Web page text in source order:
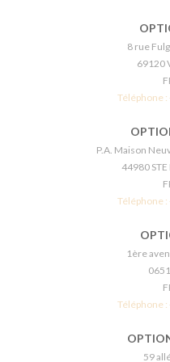
8 rue
69120
Téléphone :
P.A. Maison
44980 STE
Téléphone :
1ère
Téléphone :
59